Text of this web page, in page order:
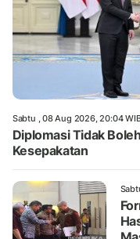
Sabtu , 08 Aug 2026, 20:04
Diplomasi Tidak
Kesepakatan